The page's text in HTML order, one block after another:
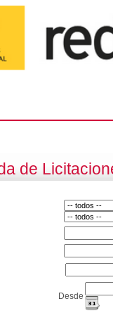
de
Desde